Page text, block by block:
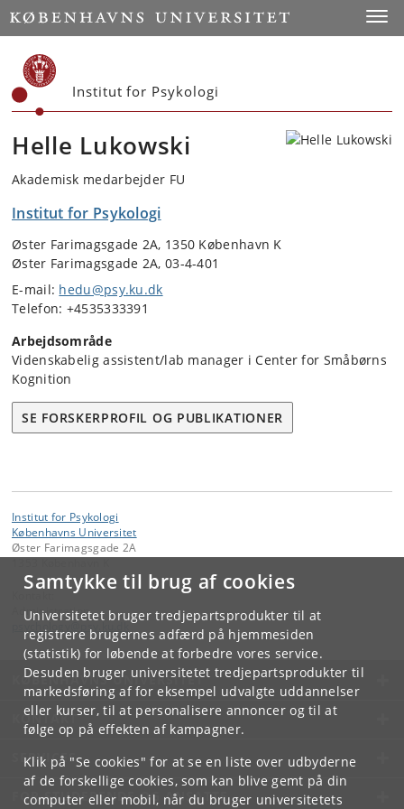
Samtykke til brug af cookies
Universitetet bruger tredjepartsprodukter til at
registrere brugernes adfærd på hjemmesiden
(statistik) for løbende at forbedre vores service.
Desuden bruger universitetet tredjepartsprodukter til
markedsføring af for eksempel udvalgte uddannelser
eller kurser, til at personalisere annoncer og til at
følge op på effekten af kampagner.
Klik på "Se cookies" for at se en liste over udbyderne
af de forskellige cookies, som kan blive gemt på din
computer eller mobil, når du bruger universitetets
Start
Institut for Psykologi
Helle Lukowski
Akademisk medarbejder FU
Institut for Psykologi
Øster Farimagsgade 2A, 1350 København K
Øster Farimagsgade 2A, 03-4-401
E-mail: hedu@psy.ku.dk
Telefon: +4535333391
Arbejdsområde
Videnskabelig assistent/lab manager i Center for Småbørns
Kognition
SE FORSKERPROFIL OG PUBLIKATIONER
Institut for Psykologi
Københavns Universitet
Øster Farimagsgade 2A
Administration
KØBENHAVNS UNIVERSITET
KONTAKT
SERVICES
FOR STUDERENDE OG ANSATTE